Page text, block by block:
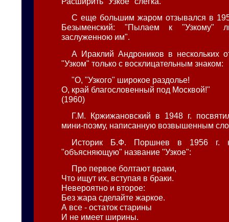
С еще большим жаром отзывался в
Безыменский: "Пылаем к "Узкому"
заслуженною им".
А Ираклий Андроников в нескольких
"Узком" только с восклицательным знаком:
"О, "Узкого" широкое раздолье!
О, край благословенный под Москвой!"
(1960)
Г.М. Кржижановский в 1948 г.
мини-поэму, написанную возвышенным
Историк Б.Ф. Поршнев в 1956 г.
"объясняющую" название "Узкое":
Про первое болтают враки,
Что ищут их, вступая в браки.
Невероятно и второе:
Без жара сделайте жаркое.
А все - остаток старины
И не имеет ширины.